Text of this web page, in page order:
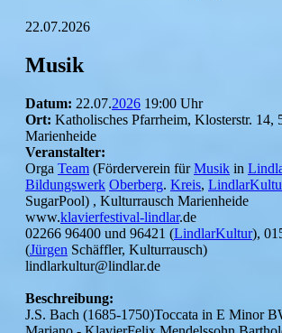
22.07.2026
Musik
Datum: 22.07.2026 19:00 Uhr
Ort: Katholisches Pfarrheim, Klosterstr. 14,
Marienheide
Veranstalter:
Orga Team (Förderverein fürMusik in
Bildungswerk Oberberg. Kreis,
SugarPool) , Kulturrausch Marienheide
www.klavierfestival-lindlar.de
02266 96400 und 96421 (LindlarKultur),
(Jürgen Schäffler, Kulturrausch)
lindlarkultur@lindlar.de
Beschreibung:
J.S. Bach (1685-1750)Toccata in E Minor